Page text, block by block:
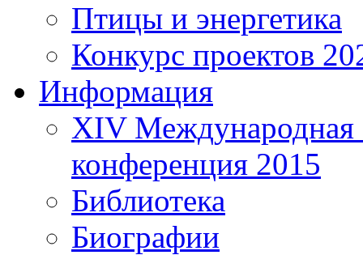
Птицы и энергетика
Конкурс проектов
Информация
XIV Международная
конференция 2015
Библиотека
Биографии